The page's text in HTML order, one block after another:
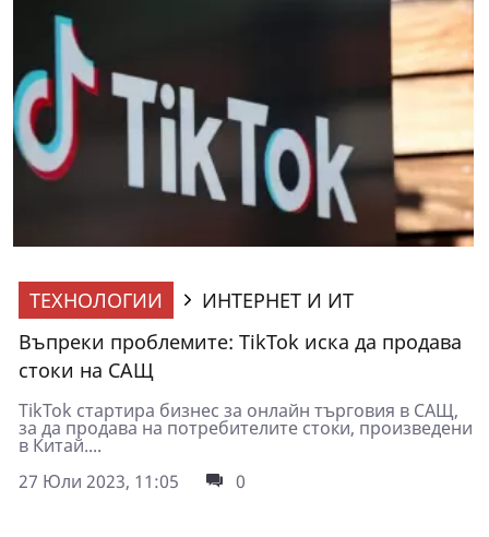
ТЕХНОЛОГИИ
ИНТЕРНЕТ И ИТ
Въпреки проблемите: TikTok иска да продава
стоки на САЩ
TikTok стартира бизнес за онлайн търговия в САЩ,
за да продава на потребителите стоки, произведени
в Китай....
27 Юли 2023, 11:05
0